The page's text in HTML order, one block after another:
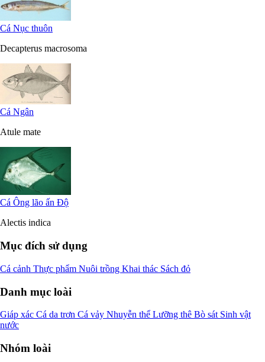
Cá Nục thuôn
Decapterus macrosoma
Cá Ngân
Atule mate
Cá Ông lão ấn Độ
Alectis indica
Mục đích sử dụng
Cá cảnh Thực phẩm Nuôi trồng Khai thác Sách đỏ
Danh mục loài
Giáp xác Cá da trơn Cá vảy Nhuyễn thể Lưỡng thê Bò sát Sinh vật
nước
Nhóm loài